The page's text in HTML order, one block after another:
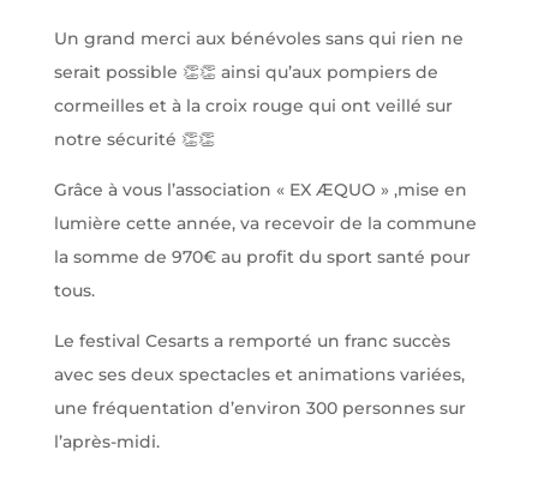
Un grand merci aux bénévoles sans qui rien ne
serait possible 👏👏 ainsi qu’aux pompiers de
cormeilles et à la croix rouge qui ont veillé sur
notre sécurité 👏👏
Grâce à vous l’association « EX ÆQUO » ,mise en
lumière cette année, va recevoir de la commune
la somme de 970€ au profit du sport santé pour
tous.
Le festival Cesarts a remporté un franc succès
avec ses deux spectacles et animations variées,
une fréquentation d’environ 300 personnes sur
l’après-midi.